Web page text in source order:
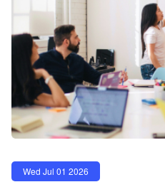
Wed Jul 01 2026